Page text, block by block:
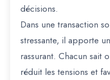
décisions.
Dans une transaction
stressante, il apporte
rassurant. Chacun sait
réduit les tensions et